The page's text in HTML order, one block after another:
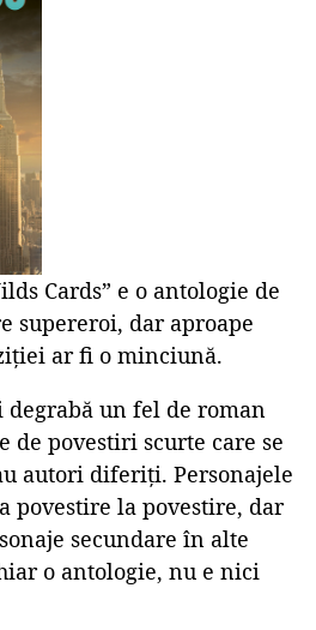
Cards” e o antologie de
supereroi, dar aproape
ar fi o minciună.
un fel de roman
de povestiri scurte care se
autori diferiți. Personajele
povestire la povestire, dar
secundare în alte
o antologie, nu e nici